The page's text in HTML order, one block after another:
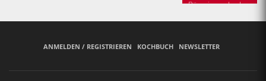
Bäuerinnen backen
ANMELDEN / REGISTRIEREN KOCHBUCH NEWSLETTER